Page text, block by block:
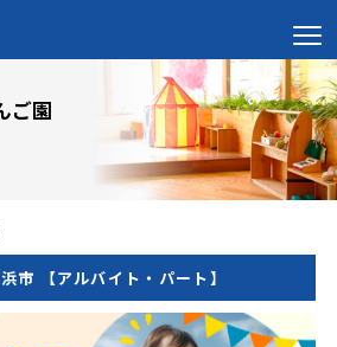
ご園
市 【アルバイト・パート】